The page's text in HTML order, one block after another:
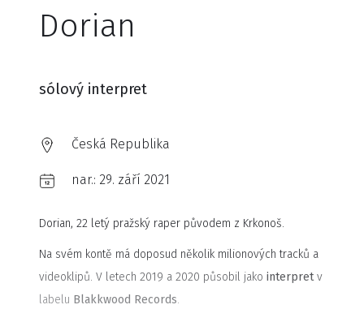
Dorian
sólový interpret
Česká Republika
nar.: 29. září 2021
Dorian, 22 letý pražský raper původem z Krkonoš.
Na svém kontě má doposud několik milionových tracků a
videoklipů. V letech 2019 a 2020 působil jako interpretv
labelu Blakkwood Records.